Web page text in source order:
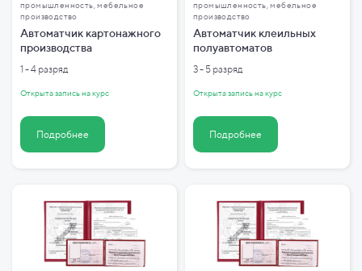
промышленность, мебельное
производство
Автоматчик картонажного
производства
1 - 4 разряд
Открыта запись на курс
Подробнее
промышленность, мебельное
производство
Автоматчик клеильных
полуавтоматов
3 - 5 разряд
Открыта запись на курс
Подробнее